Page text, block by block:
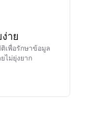
าย
เพื่อรักษาข้อมูล
ไม่ยุ่งยาก